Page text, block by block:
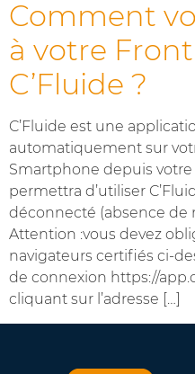
Comment
à votre
C’Fluide ?
C’Fluide est une
automatiquement sur
Smartphone depuis votre
permettra d’utiliser
déconnecté (absence de
Attention :vous devez
navigateurs certifiés ci-
de connexion https://
cliquant sur l’adresse […]